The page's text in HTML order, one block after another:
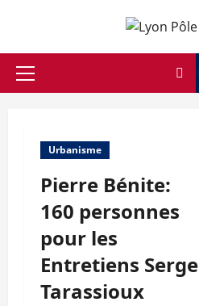
contenu
Menu
Urbanisme
Pierre Bénite:
160 personnes
pour les
Entretiens Serge
Tarassioux